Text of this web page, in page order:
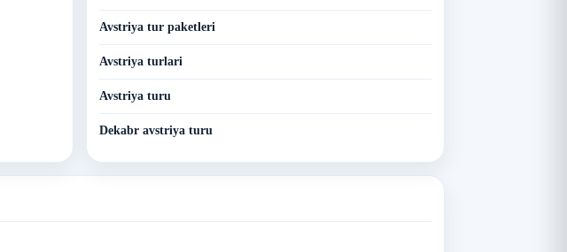
Avstriya tur paketleri
Avstriya turlari
Avstriya turu
Dekabr avstriya turu